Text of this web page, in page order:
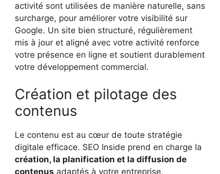
activité sont utilisées de manière naturelle, sans
surcharge, pour améliorer votre visibilité sur
Google. Un site bien structuré, régulièrement
mis à jour et aligné avec votre activité renforce
votre présence en ligne et soutient durablement
votre développement commercial.
Création et pilotage des
contenus
Le contenu est au cœur de toute stratégie
digitale efficace. SEO Inside prend en charge la
création, la planification et la diffusion de
contenus adaptés à votre entreprise.